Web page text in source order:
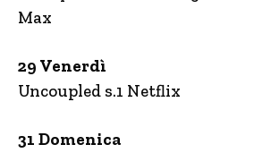
Max
29 Venerdì
Uncoupled s.1 Netflix
31 Domenica